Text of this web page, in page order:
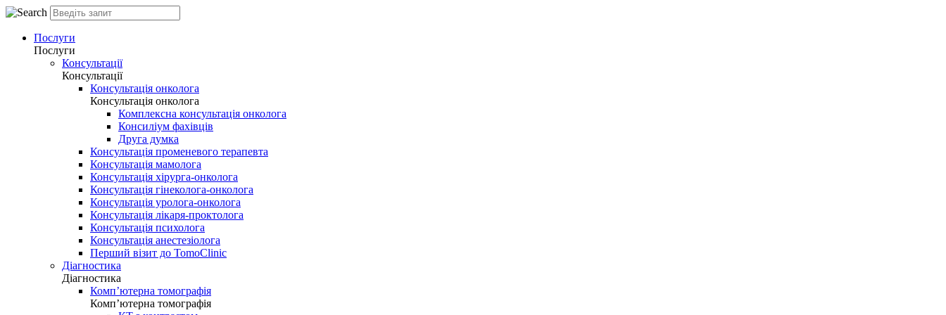
Послуги
Послуги
Консультації
Консультації
Консультація онколога
Консультація онколога
Комплексна консультація онколога
Консиліум фахівців
Друга думка
Консультація променевого терапевта
Консультація мамолога
Консультація хірурга-онколога
Консультація гінеколога-онколога
Консультація уролога-онколога
Консультація лікаря-проктолога
Консультація психолога
Консультація анестезіолога
Перший візит до TomoClinic
Діагностика
Діагностика
Комп’ютерна томографія
Комп’ютерна томографія